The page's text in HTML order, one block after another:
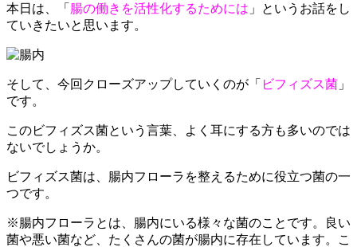
本日は、「 腸の働きを活性化するためには 」というお話をし
ていきたいと思います。
そして、今回クローズアップしていくのが「 ビフィズス菌 」
です。
このビフィズス菌という言葉、よく耳にする方も多いのでは
ないでしょうか。
ビフィズス菌は、腸内フローラを整えるために役立つ菌の一
つです。
※腸内フローラとは、腸内にいる様々な菌のことです。良い
菌や悪い菌など、たくさんの菌が腸内に存在しています。こ